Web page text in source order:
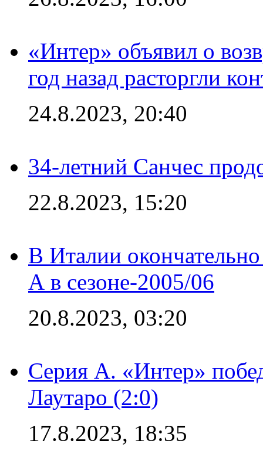
«Интер» объявил о
год назад расторгли
24.8.2023, 20:40
34-летний Санчес
22.8.2023, 15:20
В Италии
А в сезоне-2005/06
20.8.2023, 03:20
Серия А. «Интер»
Лаутаро (2:0)
17.8.2023, 18:35